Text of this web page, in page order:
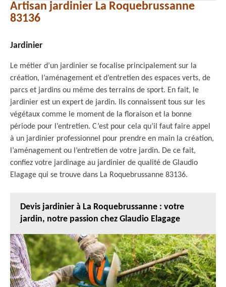
Artisan jardinier La Roquebrussanne
83136
Jardinier
Le métier d’un jardinier se focalise principalement sur la
création, l’aménagement et d’entretien des espaces verts, de
parcs et jardins ou même des terrains de sport. En fait, le
jardinier est un expert de jardin. Ils connaissent tous sur les
végétaux comme le moment de la floraison et la bonne
période pour l’entretien. C’est pour cela qu’il faut faire appel
à un jardinier professionnel pour prendre en main la création,
l’aménagement ou l’entretien de votre jardin. De ce fait,
confiez votre jardinage au jardinier de qualité de Glaudio
Elagage qui se trouve dans La Roquebrussanne 83136.
Devis jardinier à La Roquebrussanne : votre
jardin, notre passion chez Glaudio Elagage